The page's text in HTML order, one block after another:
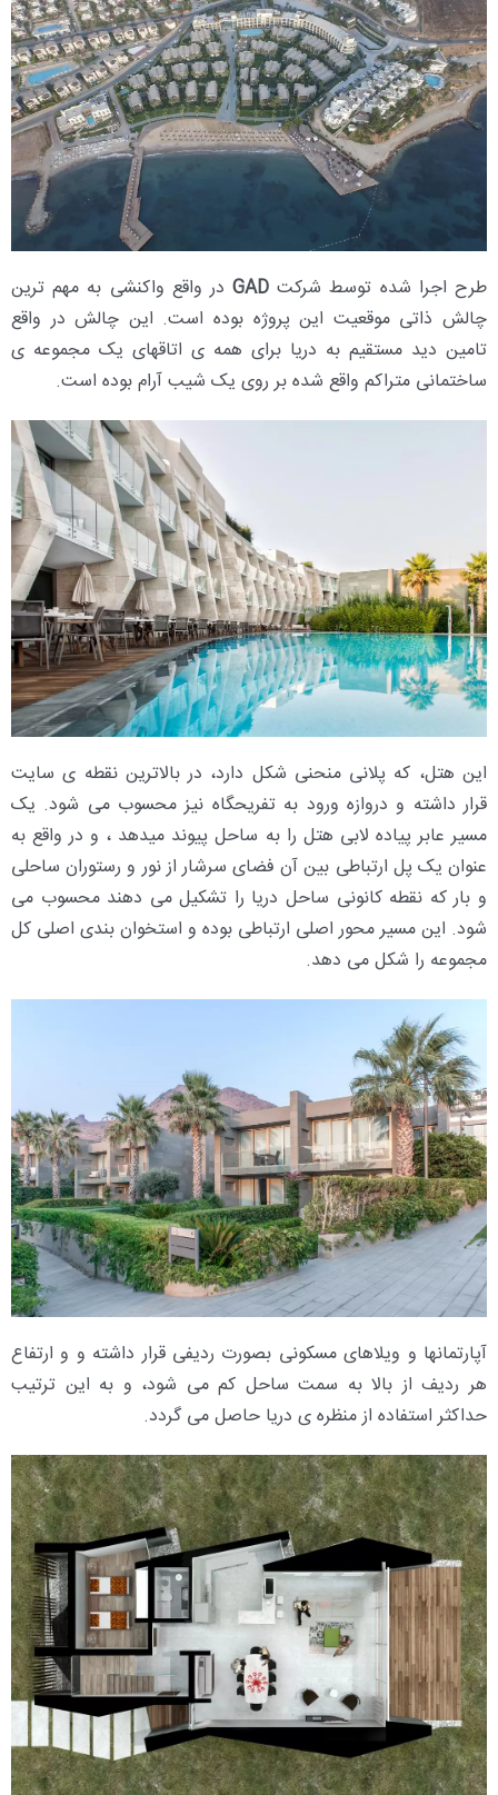
طرح اجرا شده توسط شرکت GADدر واقع واکنشی به مهم ترین
چالش ذاتی موقعیت این پروژه بوده است. این چالش در واقع
تامین دید مستقیم به دریا برای همه ی اتاقهای یک مجموعه ی
ساختمانی متراکم واقع شده بر روی یک شیب آرام بوده است.
این هتل، که پلانی منحنی شکل دارد، در بالاترین نقطه ی سایت
قرار داشته و دروازه ورود به تفریحگاه نیز محسوب می شود. یک
مسیر عابر پیاده لابی هتل را به ساحل پیوند میدهد ، و در واقع به
عنوان یک پل ارتباطی بین آن فضای سرشار از نور و رستوران ساحلی
و بار که نقطه کانونی ساحل دریا را تشکیل می دهند محسوب می
شود. این مسیر محور اصلی ارتباطی بوده و استخوان بندی اصلی کل
مجموعه را شکل می دهد.
آپارتمانها و ویلاهای مسکونی بصورت ردیفی قرار داشته و و ارتفاع
هر ردیف از بالا به سمت ساحل کم می شود، و به این ترتیب
حداکثر استفاده از منظره ی دریا حاصل می گردد.